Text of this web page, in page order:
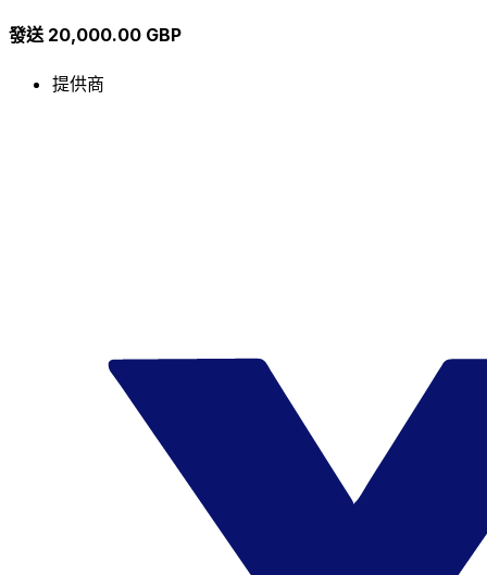
發送 20,000.00 GBP
提供商